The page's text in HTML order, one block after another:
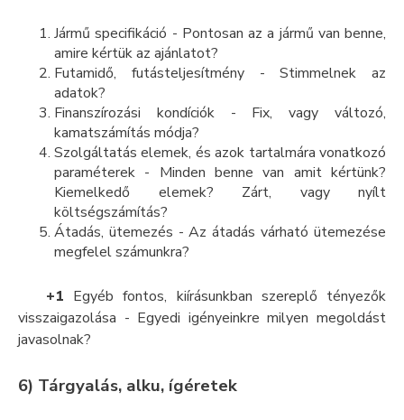
Jármű specifikáció - Pontosan az a jármű van benne,
amire kértük az ajánlatot?
Futamidő, futásteljesítmény - Stimmelnek az
adatok?
Finanszírozási kondíciók - Fix, vagy változó,
kamatszámítás módja?
Szolgáltatás elemek, és azok tartalmára vonatkozó
paraméterek - Minden benne van amit kértünk?
Kiemelkedő elemek? Zárt, vagy nyílt
költségszámítás?
Átadás, ütemezés - Az átadás várható ütemezése
megfelel számunkra?
+1 Egyéb fontos, kiírásunkban szereplő tényezők
visszaigazolása - Egyedi igényeinkre milyen megoldást
javasolnak?
6) Tárgyalás, alku, ígéretek